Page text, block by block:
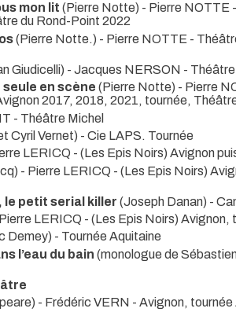
mon lit (Pierre Notte) - Pierre NOTTE
du Rond-Point 2022
(Pierre Notte.) - Pierre NOTTE -
Giudicelli) - Jacques NERSON -
en scène (Pierre Notte) - Pierre
2017, 2018, 2021, tournée,
- Théâtre Michel
Cyril Vernet) - Cie LAPS. Tournée
LERICQ - (Les Epis Noirs) Avignon
- Pierre LERICQ - (Les Epis Noirs)
le petit serial killer (Joseph Danan) -
LERICQ - (Les Epis Noirs) Avignon,
Demey) - Tournée Aquitaine
l’eau du bain (monologue de
- Frédéric VERN - Avignon, tournée